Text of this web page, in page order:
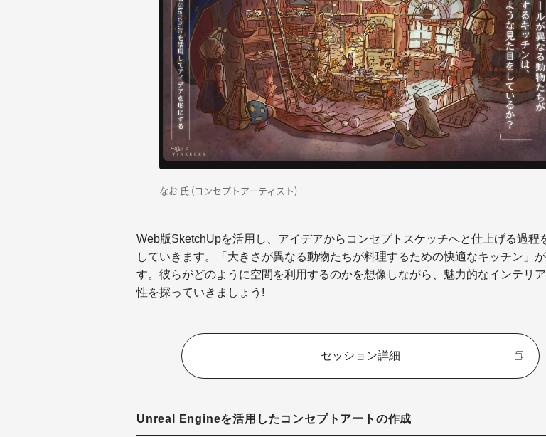
なお 氏 (コンセプトアーティスト)
Web版SketchUpを活用し、アイデアからコンセプトスケッチへと仕上げる過程
していきます。「大きさが異なる動物たちが料理するための快適なキッチン」
す。彼らがどのように空間を利用するのかを想像しながら、魅力的なインテリ
性を探っていきましょう!
セッション詳細
Unreal Engineを活用したコンセプトアートの作成